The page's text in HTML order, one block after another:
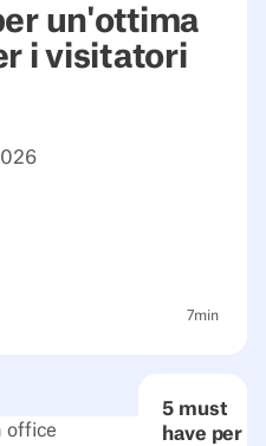
un'ottima
i visitatori
7min
5 must
have per
office